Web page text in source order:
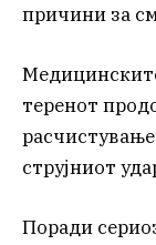
причини за
теренот
струјниот
Поради